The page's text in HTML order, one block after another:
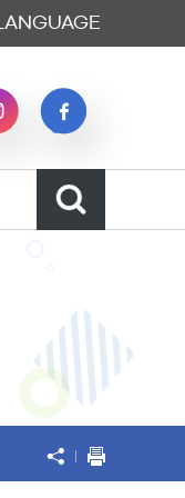
LANGUAGE